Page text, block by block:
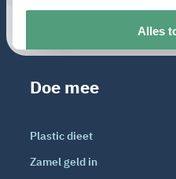
Doe mee
Plastic dieet
Zamel geld in